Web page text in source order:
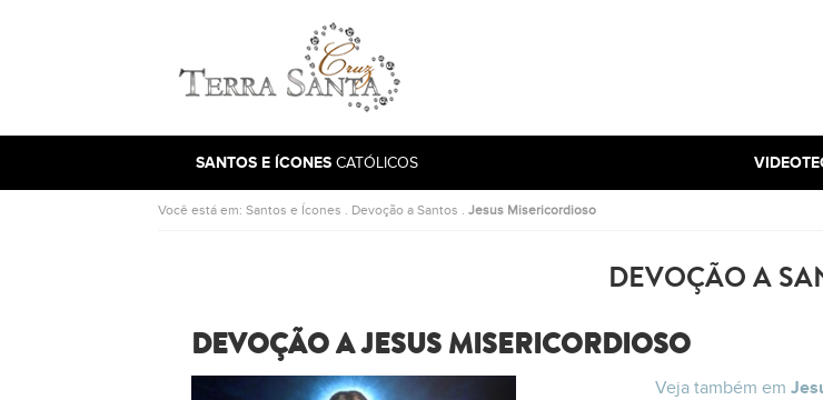
Ir para a página inicial
SANTOS E ÍCONES CATÓLICOS
Você está em: Santos e Ícones . Devoção a Santos . Jesus Misericordioso
DEVOÇÃO A
DEVOÇÃO A JESUS MISERICORDIOSO
Veja também em